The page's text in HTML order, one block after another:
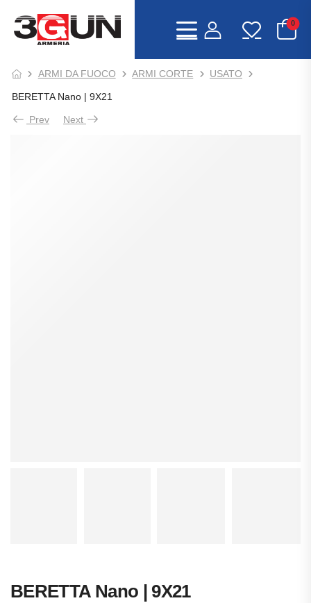
0
ARMI DA FUOCO ARMI CORTE USATO
BERETTA Nano | 9X21
Prev Next
BERETTA Nano | 9X21